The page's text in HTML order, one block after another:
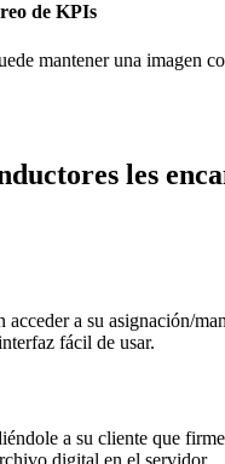
de KPIs
mantener una imagen
les
acceder a su asignación/
fácil de usar.
a su cliente que
digital en el servidor.